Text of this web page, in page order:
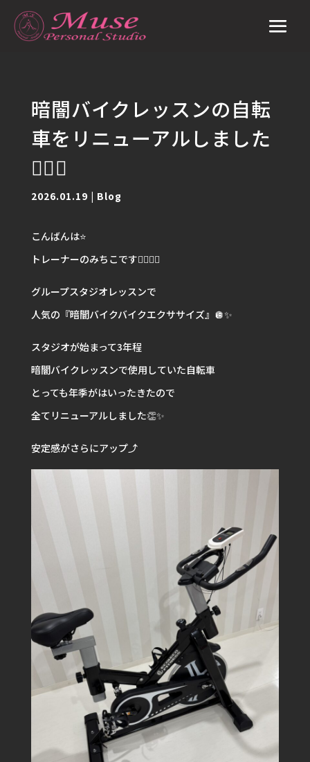
暗闇バイクレッスンの自転
車をリニューアルしました
🚴‍♀️✨
2026.01.19 | Blog
こんばんは⭐️
トレーナーのみちこです🙋🏽‍♀️✨
グループスタジオレッスンで
人気の『暗闇バイクバイクエクササイズ』🪩✨
スタジオが始まって3年程
暗闇バイクレッスンで使用していた自転車
とっても年季がはいったきたので
全てリニューアルしました👏✨
安定感がさらにアップ⤴️